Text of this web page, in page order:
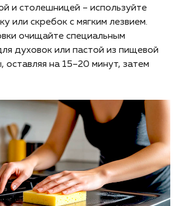
и столешницей – используйте
или скребок с мягким лезвием.
очищайте специальным
духовок или пастой из пищевой
оставляя на 15–20 минут, затем